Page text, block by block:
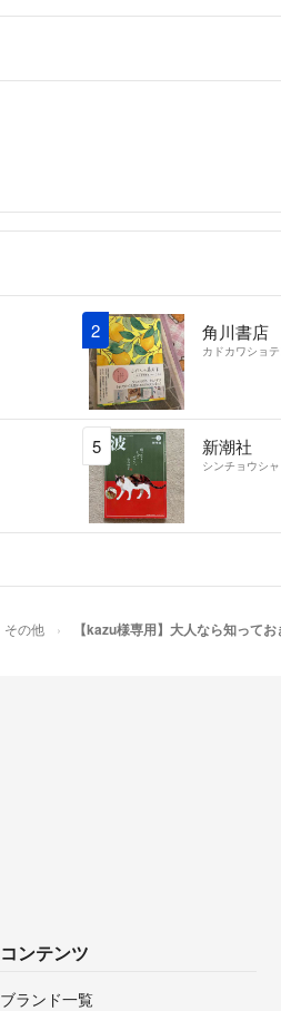
2 角川書店
カドカワショ
5 新潮社
シンチョウシャ
その他 【kazu様専用】大人なら知って
コンテンツ
ブランド一覧